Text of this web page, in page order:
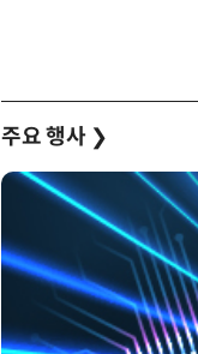
주요 행사 ❯